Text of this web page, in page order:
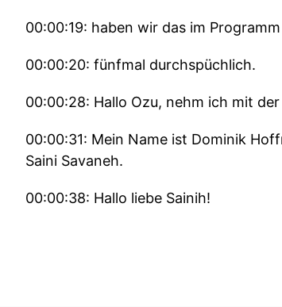
00:00:19: haben wir das im Programm
00:00:20: fünfmal durchspüchlich.
00:00:28: Hallo Ozu, nehm ich mit
00:00:31: Mein Name ist Dominik
Saini Savaneh.
00:00:38: Hallo liebe Sainih!